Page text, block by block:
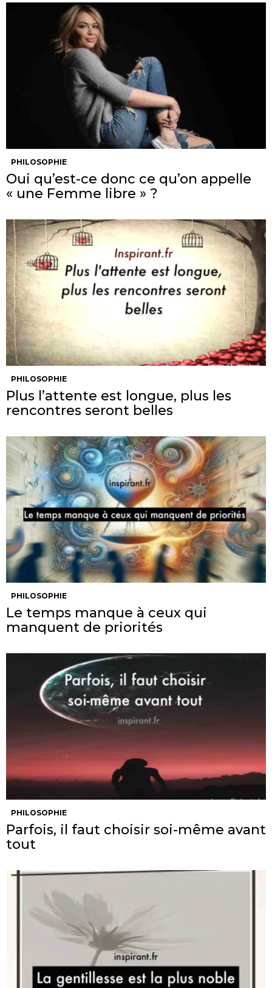
PHILOSOPHIE
Oui qu’est-ce donc ce qu’on appelle
« une Femme libre » ?
PHILOSOPHIE
Plus l’attente est longue, plus les
rencontres seront belles
PHILOSOPHIE
Le temps manque à ceux qui
manquent de priorités
PHILOSOPHIE
Parfois, il faut choisir soi-même avant
tout